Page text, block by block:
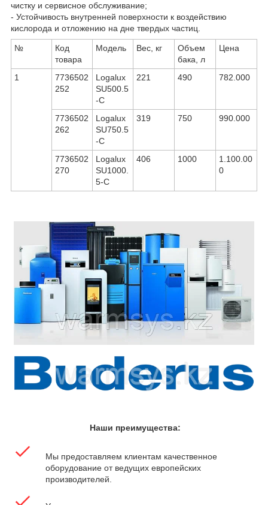
чистку и сервисное обслуживание;
- Устойчивость внутренней поверхности к воздействию
кислорода и отложению на дне твердых частиц.
№
Код
товара
Модель Вес, кг
Объем
бака, л
Цена
1
7736502
252
Logalux
SU500.5
-С
221 490 782.000
7736502
262
Logalux
SU750.5
-C
319 750 990.000
7736502
270
Logalux
SU1000.
5-C
406 1000
1.100.00
0
Наши преимущества:
Мы предоставляем клиентам качественное
оборудование от ведущих европейских
производителей.